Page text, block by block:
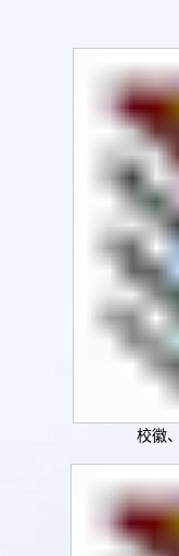
校徽